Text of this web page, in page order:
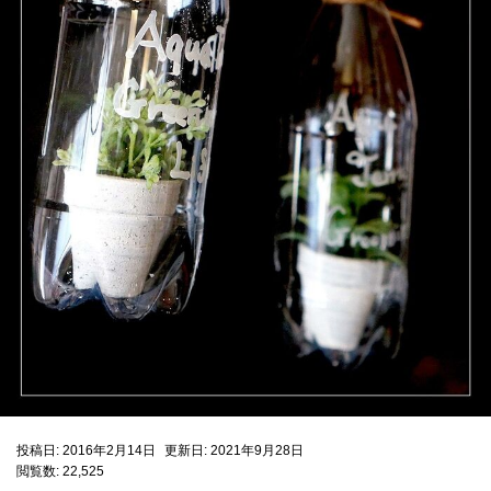
投稿日: 2016年2月14日
更新日: 2021年9月28日
閲覧数: 22,525